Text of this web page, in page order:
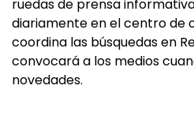
ruedas de prensa
diariamente en el centro de
coordina las búsquedas en
convocará a los medios
novedades.